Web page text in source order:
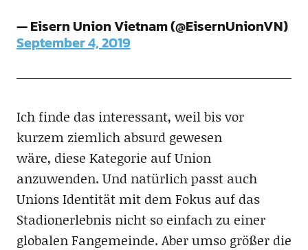
— Eisern Union Vietnam (@EisernUnionVN)
September 4, 2019
Ich finde das interessant, weil bis vor
kurzem ziemlich absurd gewesen
wäre, diese Kategorie auf Union
anzuwenden. Und natürlich passt auch
Unions Identität mit dem Fokus auf das
Stadionerlebnis nicht so einfach zu einer
globalen Fangemeinde. Aber umso größer die